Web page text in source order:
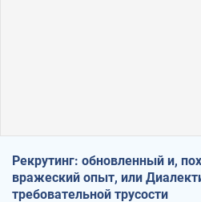
Рекрутинг: обновленный и,
вражеский опыт, или
требовательной трусости